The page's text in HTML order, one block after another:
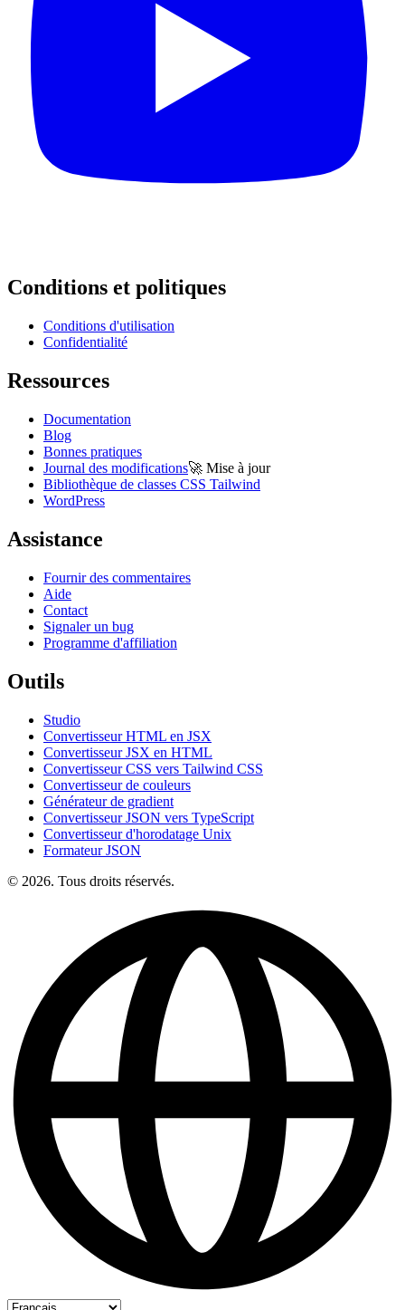
Conditions et politiques
Conditions d'utilisation
Confidentialité
Ressources
Documentation
Blog
Bonnes pratiques
Journal des modifications🚀 Mise à jour
Bibliothèque de classes CSS Tailwind
WordPress
Assistance
Fournir des commentaires
Aide
Contact
Signaler un bug
Programme d'affiliation
Outils
Studio
Convertisseur HTML en JSX
Convertisseur JSX en HTML
Convertisseur CSS vers Tailwind CSS
Convertisseur de couleurs
Générateur de gradient
Convertisseur JSON vers TypeScript
Convertisseur d'horodatage Unix
Formateur JSON
© 2026. Tous droits réservés.